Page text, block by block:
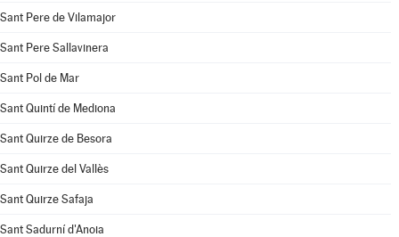
Sant Pere de Vilamajor
Sant Pere Sallavinera
Sant Pol de Mar
Sant Quintí de Mediona
Sant Quirze de Besora
Sant Quirze del Vallès
Sant Quirze Safaja
Sant Sadurní d'Anoia